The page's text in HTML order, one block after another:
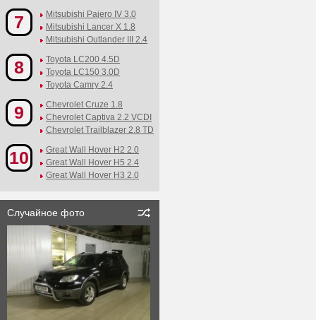
7
Mitsubishi Pajero IV 3.0
Mitsubishi Lancer X 1.8
Mitsubishi Outlander III 2.4
8
Toyota LC200 4.5D
Toyota LC150 3.0D
Toyota Camry 2.4
9
Chevrolet Cruze 1.8
Chevrolet Captiva 2.2 VCDI
Chevrolet Trailblazer 2.8 TD
10
Great Wall Hover H2 2.0
Great Wall Hover H5 2.4
Great Wall Hover H3 2.0
Случайное фото